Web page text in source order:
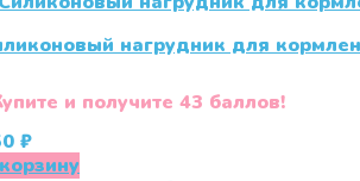
нагрудник для
и получите 43 баллов!
₽